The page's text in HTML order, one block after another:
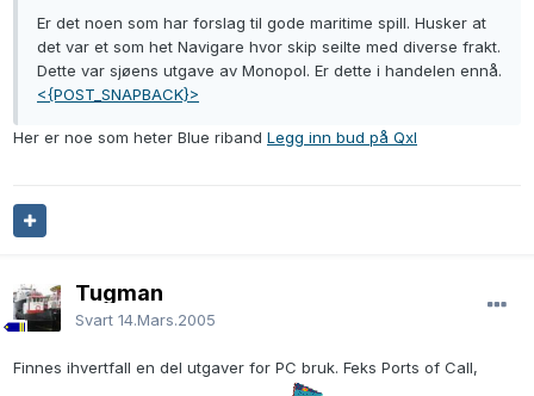
Er det noen som har forslag til gode maritime spill. Husker at
det var et som het Navigare hvor skip seilte med diverse frakt.
Dette var sjøens utgave av Monopol. Er dette i handelen ennå.
<{POST_SNAPBACK}>
Her er noe som heter Blue riband Legg inn bud på Qxl
Tugman
Svart 14.Mars.2005
Finnes ihvertfall en del utgaver for PC bruk. Feks Ports of Call,